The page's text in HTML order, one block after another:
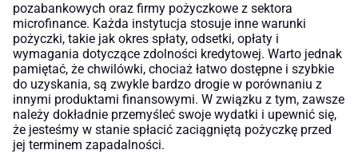
pozabankowych oraz firmy pożyczkowe z sektora
microfinance. Każda instytucja stosuje inne warunki
pożyczki, takie jak okres spłaty, odsetki, opłaty i
wymagania dotyczące zdolności kredytowej. Warto jednak
pamiętać, że chwilówki, chociaż łatwo dostępne i szybkie
do uzyskania, są zwykle bardzo drogie w porównaniu z
innymi produktami finansowymi. W związku z tym, zawsze
należy dokładnie przemyśleć swoje wydatki i upewnić się,
że jesteśmy w stanie spłacić zaciągniętą pożyczkę przed
jej terminem zapadalności.